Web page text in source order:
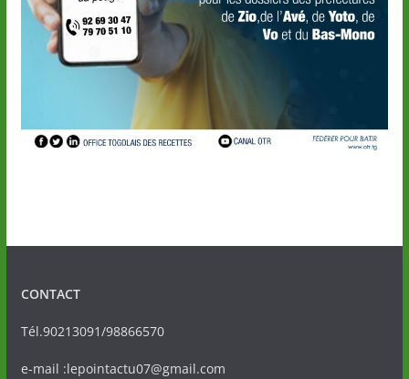
CONTACT
Tél.90213091/98866570
e-mail :lepointactu07@gmail.com